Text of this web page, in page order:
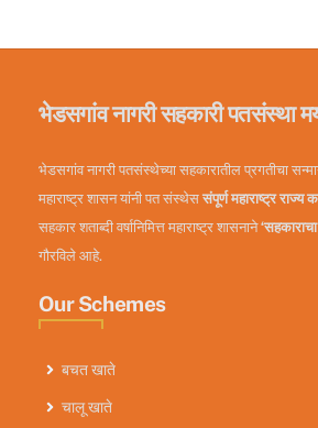
भेडसगांव नागरी सहकारी पतसंस्था
भेडसगांव नागरी पतसंस्थेच्या सहकारातील प्रगतीचा
महाराष्ट्र शासन यांनी पत संस्थेससंपूर्ण महाराष्ट्र राज्य
सहकार शताब्दी वर्षानिमित्त महाराष्ट्र शासनाने
गौरविले आहे.
Our Schemes
बचत खाते
चालू खाते